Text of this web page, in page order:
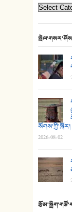
སོགས་ཀྱི་སྐོར།
2026-08-02